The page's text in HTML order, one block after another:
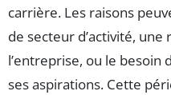
carrière. Les raisons
de secteur d’activité,
l’entreprise, ou le besoin
ses aspirations. Cette